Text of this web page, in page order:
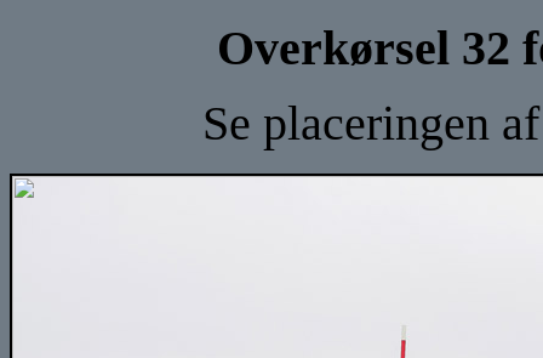
Overkørsel 32
Se placeringen